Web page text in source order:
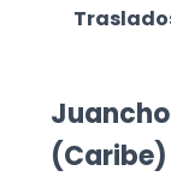
(Caribe)